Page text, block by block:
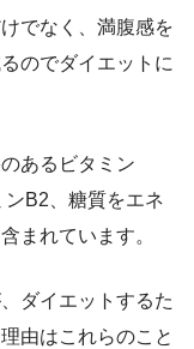
でなく、満腹感を
のでダイエットに
あるビタミン
B2、糖質をエネ
まれています。
ダイエットするた
由はこれらのこと